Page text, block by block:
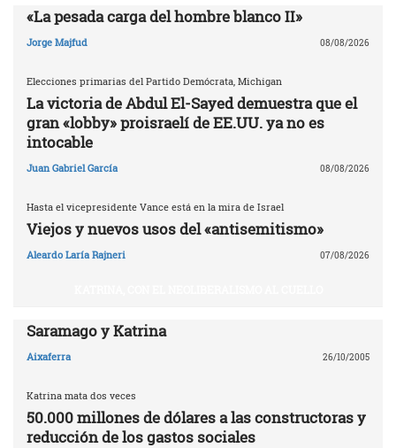
«La pesada carga del hombre blanco II»
Jorge Majfud 08/08/2026
Elecciones primarias del Partido Demócrata, Michigan
La victoria de Abdul El-Sayed demuestra que el
gran «lobby» proisraelí de EE.UU. ya no es
intocable
Juan Gabriel García 08/08/2026
Hasta el vicepresidente Vance está en la mira de Israel
Viejos y nuevos usos del «antisemitismo»
Aleardo Laría Rajneri 07/08/2026
Saramago y Katrina
Aixaferra 26/10/2005
Katrina mata dos veces
50.000 millones de dólares a las constructoras y
reducción de los gastos sociales